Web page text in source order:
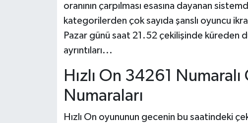
oranının çarpılması esasına dayanan
kategorilerden çok sayıda şanslı oyuncu
Pazar günü saat 21.52 çekilişinde küreden
ayrıntıları...
Hızlı On 34261
Numaraları
Hızlı On oyununun gecenin bu saatindeki